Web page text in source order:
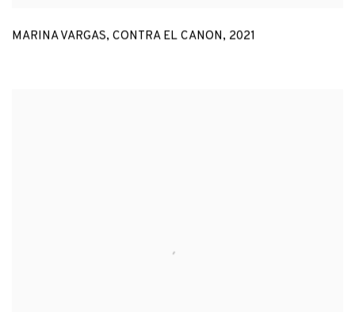
MARINA VARGAS, CONTRA EL CANON, 2021